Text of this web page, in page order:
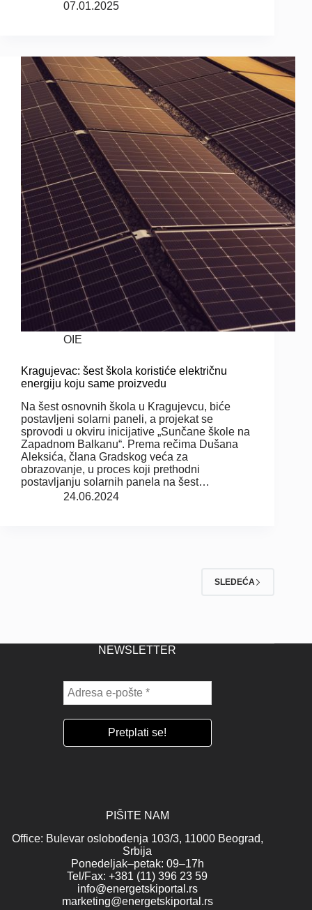
07.01.2025
OIE
Kragujevac: šest škola koristiće električnu
energiju koju same proizvedu
Na šest osnovnih škola u Kragujevcu, biće
postavljeni solarni paneli, a projekat se
sprovodi u okviru inicijative „Sunčane škole na
Zapadnom Balkanu“. Prema rečima Dušana
Aleksića, člana Gradskog veća za
obrazovanje, u proces koji prethodni
postavljanju solarnih panela na šest…
24.06.2024
SLEDEĆA
NEWSLETTER
PIŠITE NAM
Office: Bulevar oslobođenja 103/3, 11000 Beograd,
Srbija
Ponedeljak–petak: 09–17h
Tel/Fax: +381 (11) 396 23 59
info@energetskiportal.rs
marketing@energetskiportal.rs